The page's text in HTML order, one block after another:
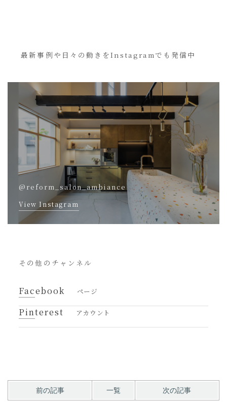
最新事例や日々の動きをInstagramでも発信中
@reform_salon_ambiance
View Instagram
その他のチャンネル
Facebook ページ
Pinterest アカウント
前の記事 一覧 次の記事